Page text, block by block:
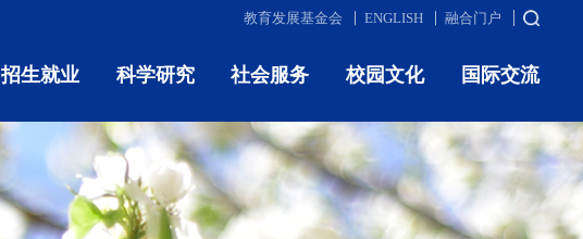
教育发展基金会 ENGLISH 融合门户
招生就业 科学研究 社会服务 校园文化 国际交流